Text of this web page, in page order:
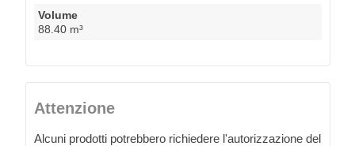
Volume
88.40 m³
Attenzione
Alcuni prodotti potrebbero richiedere l'autorizzazione del